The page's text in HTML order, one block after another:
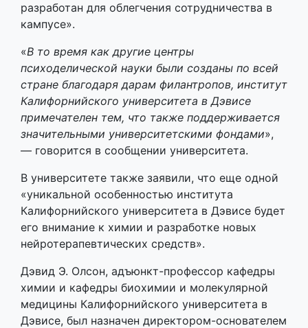
разработан для облегчения сотрудничества в
кампусе».
«В то время как другие центры
психоделической науки были созданы по всей
стране благодаря дарам филантропов, институт
Калифорнийского университета в Дэвисе
примечателен тем, что также поддерживается
значительными университетскими фондами»,
— говорится в сообщении университета.
В университете также заявили, что еще одной
«уникальной особенностью института
Калифорнийского университета в Дэвисе будет
его внимание к химии и разработке новых
нейротерапевтических средств».
Дэвид Э. Олсон, адъюнкт-профессор кафедры
химии и кафедры биохимии и молекулярной
медицины Калифорнийского университета в
Дэвисе, был назначен директором-основателем